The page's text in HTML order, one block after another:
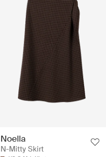
Noella
N-Mitty Skirt